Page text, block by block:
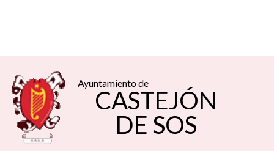
Ayuntamiento de
CASTEJÓN
DE SOS